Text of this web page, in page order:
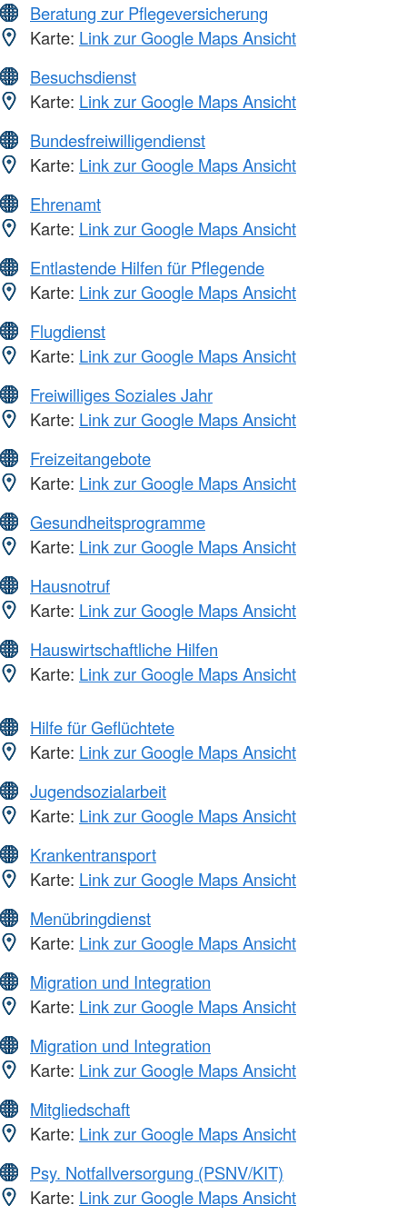
Beratung zur Pflegeversicherung
Karte: Link zur Google Maps Ansicht
Besuchsdienst
Karte: Link zur Google Maps Ansicht
Bundesfreiwilligendienst
Karte: Link zur Google Maps Ansicht
Ehrenamt
Karte: Link zur Google Maps Ansicht
Entlastende Hilfen für Pflegende
Karte: Link zur Google Maps Ansicht
Flugdienst
Karte: Link zur Google Maps Ansicht
Freiwilliges Soziales Jahr
Karte: Link zur Google Maps Ansicht
Freizeitangebote
Karte: Link zur Google Maps Ansicht
Gesundheitsprogramme
Karte: Link zur Google Maps Ansicht
Hausnotruf
Karte: Link zur Google Maps Ansicht
Hauswirtschaftliche Hilfen
Karte: Link zur Google Maps Ansicht
Hilfe für Geflüchtete
Karte: Link zur Google Maps Ansicht
Jugendsozialarbeit
Karte: Link zur Google Maps Ansicht
Krankentransport
Karte: Link zur Google Maps Ansicht
Menübringdienst
Karte: Link zur Google Maps Ansicht
Migration und Integration
Karte: Link zur Google Maps Ansicht
Migration und Integration
Karte: Link zur Google Maps Ansicht
Mitgliedschaft
Karte: Link zur Google Maps Ansicht
Psy. Notfallversorgung (PSNV/KIT)
Karte: Link zur Google Maps Ansicht